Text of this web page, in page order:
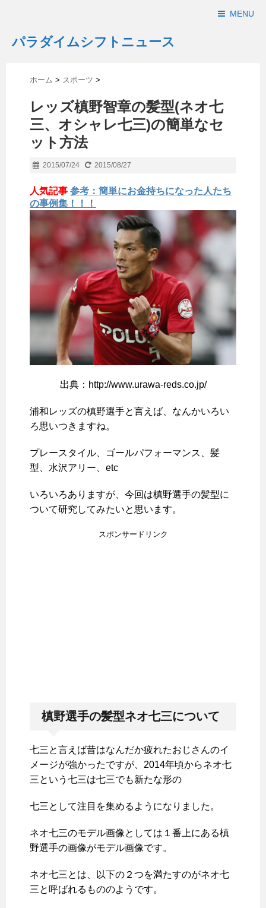
MENU
パラダイムシフトニュース
ホーム > スポーツ >
レッズ槙野智章の髪型(ネオ七
三、オシャレ七三)の簡単なセ
ット方法
2015/07/24 2015/08/27
人気記事 参考：簡単にお金持ちになった人たち
の事例集！！！
出典：http://www.urawa-reds.co.jp/
浦和レッズの槙野選手と言えば、なんかいろい
ろ思いつきますね。
プレースタイル、ゴールパフォーマンス、髪
型、水沢アリー、etc
いろいろありますが、今回は槙野選手の髪型に
ついて研究してみたいと思います。
スポンサードリンク
槙野選手の髪型ネオ七三について
七三と言えば昔はなんだか疲れたおじさんのイ
メージが強かったですが、2014年頃からネオ七
三という七三は七三でも新たな形の
七三として注目を集めるようになりました。
ネオ七三のモデル画像としては１番上にある槙
野選手の画像がモデル画像です。
ネオ七三とは、以下の２つを満たすのがネオ七
三と呼ばれるもののようです。